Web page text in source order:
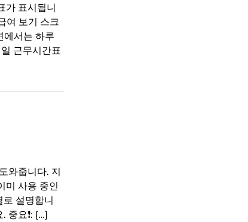
가 표시됩니
여 보기 스크
에서는 하루
근무시간표
와줍니다. 지
미 사용 중인
설명합니
중요❗️: […]